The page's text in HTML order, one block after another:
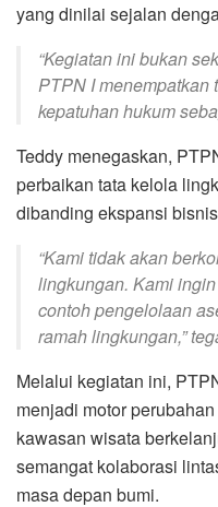
yang dinilai sejalan
“Kegiatan ini bukan
PTPN I menempatkan
kepatuhan hukum
Teddy menegaskan,
perbaikan tata kelola
dibanding ekspansi
“Kami tidak akan
lingkungan. Kami
contoh pengelolaan
ramah lingkungan,”
Melalui kegiatan ini,
menjadi motor
kawasan wisata
semangat kolaborasi
masa depan bumi.